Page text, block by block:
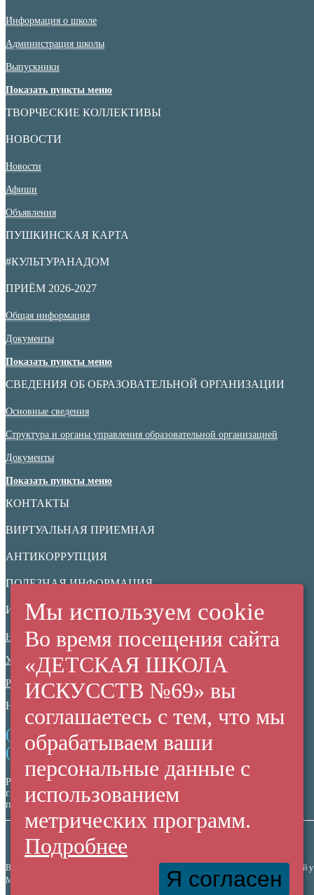
Информация о школе
Администрация школы
Выпускники
Показать пункты меню
ТВОРЧЕСКИЕ КОЛЛЕКТИВЫ
НОВОСТИ
Новости
Афиши
Объявления
ПУШКИНСКАЯ КАРТА
#КУЛЬТУРАНАДОМ
ПРИЁМ 2026-2027
Общая информация
Документы
Показать пункты меню
СВЕДЕНИЯ ОБ ОБРАЗОВАТЕЛЬНОЙ ОРГАНИЗАЦИИ
Основные сведения
Структура и органы управления образовательной организацией
Документы
Показать пункты меню
КОНТАКТЫ
ВИРТУАЛЬНАЯ ПРИЕМНАЯ
АНТИКОРРУПЦИЯ
ПОЛЕЗНАЯ ИНФОРМАЦИЯ
ИНФОРМАЦИОННАЯ БЕЗОПАСНОСТЬ
Нормативные документы
Ученикам
Родителям
НЕЗАВИСИМАЯ ОЦЕНКА КАЧЕСТВА
(+7 38 42) 53 67 22
(+7 38 42) 53 99 90
Россия,
г. Кемерово,
пр. Ленина, 137/2
Все права защищены. Использование материалов сайта согласуется с администрацией
МАУДО "Детская Школа Искусств №69" © 2010-2026
Мы используем cookie
Во время посещения сайта
«ДЕТСКАЯ ШКОЛА
ИСКУССТВ №69» вы
соглашаетесь с тем, что мы
обрабатываем ваши
персональные данные с
использованием
метрических программ.
Подробнее
Я согласен